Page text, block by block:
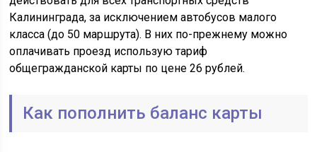
Калининграда, за исключением автобусов малого
класса (до 50 маршрута). В них по-прежнему можно
оплачивать проезд использую тариф
общегражданской карты по цене 26 рублей.
Как пополнить баланс карты